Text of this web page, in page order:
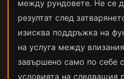
между рундовете. Не се
резултат след
изисква поддръжка на
на услуга между
завършено само по себе
условията на следващия